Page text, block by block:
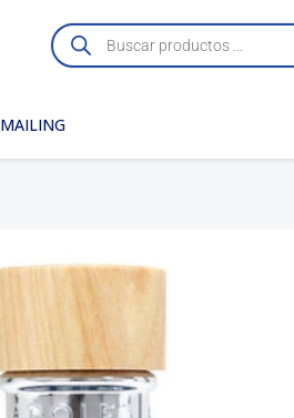
Búsqueda
de
productos
MAILING